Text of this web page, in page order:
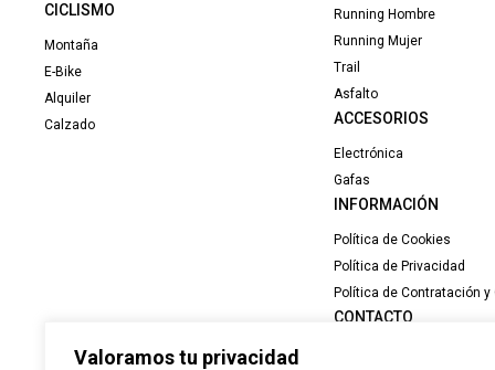
Valoramos tu privacidad
CICLISMO
Montaña
E-Bike
Alquiler
Calzado
Running Hombre
Running Mujer
Trail
Asfalto
ACCESORIOS
Electrónica
Gafas
INFORMACIÓN
Política de Cookies
Política de Privacidad
Política de Contratación y
CONTACTO